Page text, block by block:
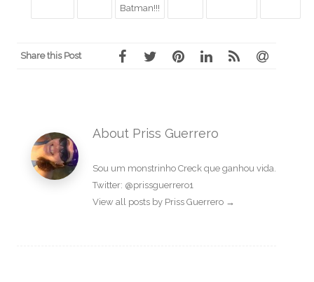
Batman!!!
Share this Post
About Priss Guerrero
Sou um monstrinho Creck que ganhou vida.
Twitter: @prissguerrero1
View all posts by Priss Guerrero →